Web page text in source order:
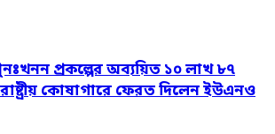
প্রকল্পের অব্যয়িত ১০ লাখ ৮৭
কোষাগারে ফেরত দিলেন ইউএনও